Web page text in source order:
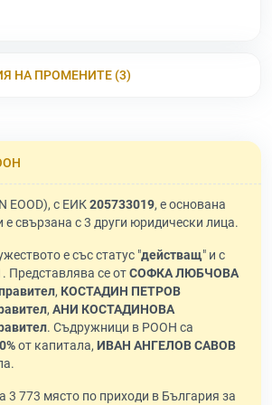
НА ПРОМЕНИТЕ (3)
EOOD), с ЕИК205733019, е основана
е свързана с 3 други юридически лица.
е със статус "действащ" и с
Представлява се отСОФКА ЛЮБЧОВА
, КОСТАДИН ПЕТРОВ
, АНИ КОСТАДИНОВА
. Съдружници в РООН са
от капитала, ИВАН АНГЕЛОВ САВОВ
3 773 място по приходи в България за